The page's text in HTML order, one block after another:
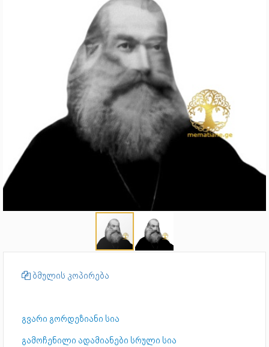
ბმულის კოპირება
გვარი გორდეზიანი სია
გამოჩენილი ადამიანები სრული სია